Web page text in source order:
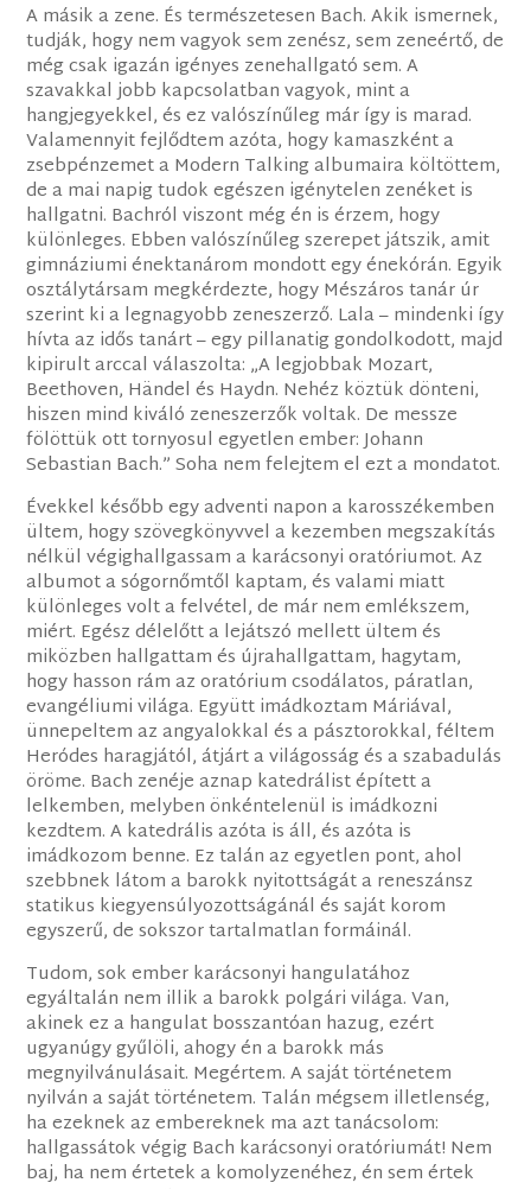
A másik a zene. És természetesen Bach. Akik ismernek,
tudják, hogy nem vagyok sem zenész, sem zeneértő, de
még csak igazán igényes zenehallgató sem. A
szavakkal jobb kapcsolatban vagyok, mint a
hangjegyekkel, és ez valószínűleg már így is marad.
Valamennyit fejlődtem azóta, hogy kamaszként a
zsebpénzemet a Modern Talking albumaira költöttem,
de a mai napig tudok egészen igénytelen zenéket is
hallgatni. Bachról viszont még én is érzem, hogy
különleges. Ebben valószínűleg szerepet játszik, amit
gimnáziumi énektanárom mondott egy énekórán. Egyik
osztálytársam megkérdezte, hogy Mészáros tanár úr
szerint ki a legnagyobb zeneszerző. Lala – mindenki így
hívta az idős tanárt – egy pillanatig gondolkodott, majd
kipirult arccal válaszolta: „A legjobbak Mozart,
Beethoven, Händel és Haydn. Nehéz köztük dönteni,
hiszen mind kiváló zeneszerzők voltak. De messze
fölöttük ott tornyosul egyetlen ember: Johann
Sebastian Bach.” Soha nem felejtem el ezt a mondatot.
Évekkel később egy adventi napon a karosszékemben
ültem, hogy szövegkönyvvel a kezemben megszakítás
nélkül végighallgassam a karácsonyi oratóriumot. Az
albumot a sógornőmtől kaptam, és valami miatt
különleges volt a felvétel, de már nem emlékszem,
miért. Egész délelőtt a lejátszó mellett ültem és
miközben hallgattam és újrahallgattam, hagytam,
hogy hasson rám az oratórium csodálatos, páratlan,
evangéliumi világa. Együtt imádkoztam Máriával,
ünnepeltem az angyalokkal és a pásztorokkal, féltem
Heródes haragjától, átjárt a világosság és a szabadulás
öröme. Bach zenéje aznap katedrálist épített a
lelkemben, melyben önkéntelenül is imádkozni
kezdtem. A katedrális azóta is áll, és azóta is
imádkozom benne. Ez talán az egyetlen pont, ahol
szebbnek látom a barokk nyitottságát a reneszánsz
statikus kiegyensúlyozottságánál és saját korom
egyszerű, de sokszor tartalmatlan formáinál.
Tudom, sok ember karácsonyi hangulatához
egyáltalán nem illik a barokk polgári világa. Van,
akinek ez a hangulat bosszantóan hazug, ezért
ugyanúgy gyűlöli, ahogy én a barokk más
megnyilvánulásait. Megértem. A saját történetem
nyilván a saját történetem. Talán mégsem illetlenség,
ha ezeknek az embereknek ma azt tanácsolom:
hallgassátok végig Bach karácsonyi oratóriumát! Nem
baj, ha nem értetek a komolyzenéhez, én sem értek